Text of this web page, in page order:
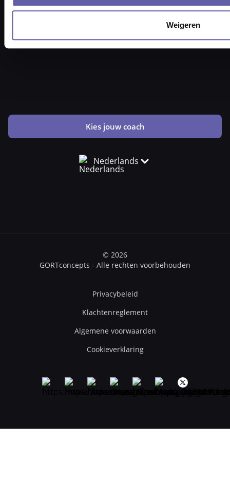
Weigeren
Kies jouw coach
Nederlands
© 2026
GORTconcepts - Alle rechten voorbehouden
Privacybeleid
Klachtenreglement
Algemene voorwaarden
Cookieverklaring